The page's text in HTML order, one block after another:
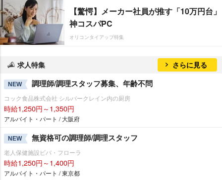
【驚愕】メーカー社員が推す「10万円台」
神コスパPC
オリコンタイアップ特集
求人特集 さらに見る
NEW 調理師/調理スタッフ募集、年齢不問
コック食品株式会社 シルバークレイン内の厨房
時給1,250円～1,350円
アルバイト・パート / 大阪府
NEW 無資格可の調理師/調理スタッフ
老人保健施設ビバ・フローラ
時給1,250円～1,400円
アルバイト・パート / 東京都